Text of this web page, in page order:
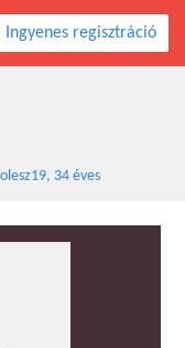
Ingyenes regisztráció
éves, Szolnok
34 éves